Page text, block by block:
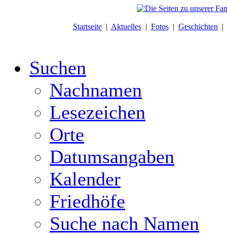
Startseite| Aktuelles| Fotos| Geschichten |
Suchen
Nachnamen
Lesezeichen
Orte
Datumsangaben
Kalender
Friedhöfe
Suche nach Namen